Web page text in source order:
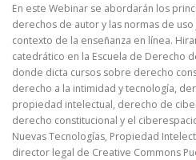
En este Webinar se abordarán los
derechos de autor y las normas de uso
contexto de la enseñanza en línea.
catedrático en la Escuela de Derecho
donde dicta cursos sobre derecho
derecho a la intimidad y tecnología,
propiedad intelectual, derecho de
derecho constitucional y el
Nuevas Tecnologías, Propiedad
director legal de Creative Commons